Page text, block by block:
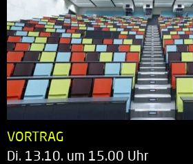
VORTRAG
Di. 13.10. um 15.00 Uhr